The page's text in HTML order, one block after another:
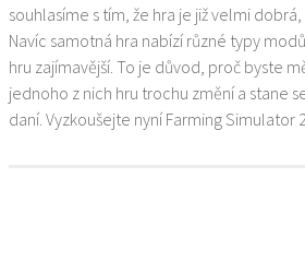
souhlasíme s tím, že hra je již velmi
Navíc samotná hra nabízí různé typy
hru zajímavější. To je důvod, proč byste
jednoho z nich hru trochu změní a stane
daní. Vyzkoušejte nyní Farming